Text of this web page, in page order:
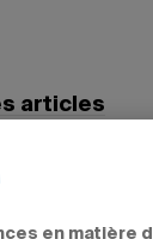
articles
en matière